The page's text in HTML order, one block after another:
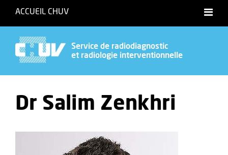
ACCUEIL CHUV
Service de radiodiagnostic
et radiologie interventionnelle
Dr Salim Zenkhri